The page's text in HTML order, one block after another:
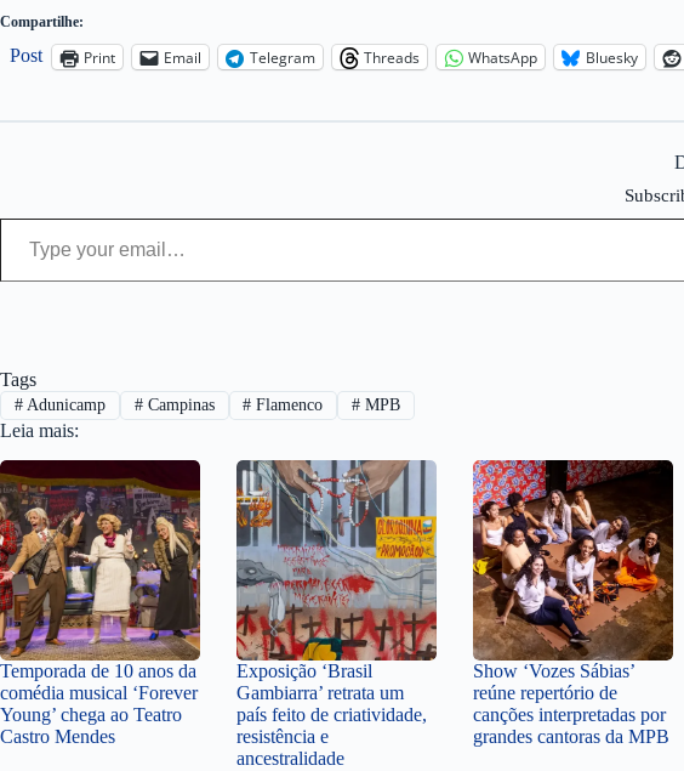
Compartilhe:
Post Print Email Telegram Threads WhatsApp Bluesky
Type your email…
Tags
#Adunicamp #Campinas # Flamenco # MPB
Leia mais:
Temporada de 10 anos da
comédia musical ‘Forever
Young’ chega ao Teatro
Castro Mendes
Exposição ‘Brasil
Gambiarra’ retrata um
país feito de criatividade,
resistência e
ancestralidade
Show ‘Vozes Sábias’
reúne repertório de
canções interpretadas por
grandes cantoras da MPB